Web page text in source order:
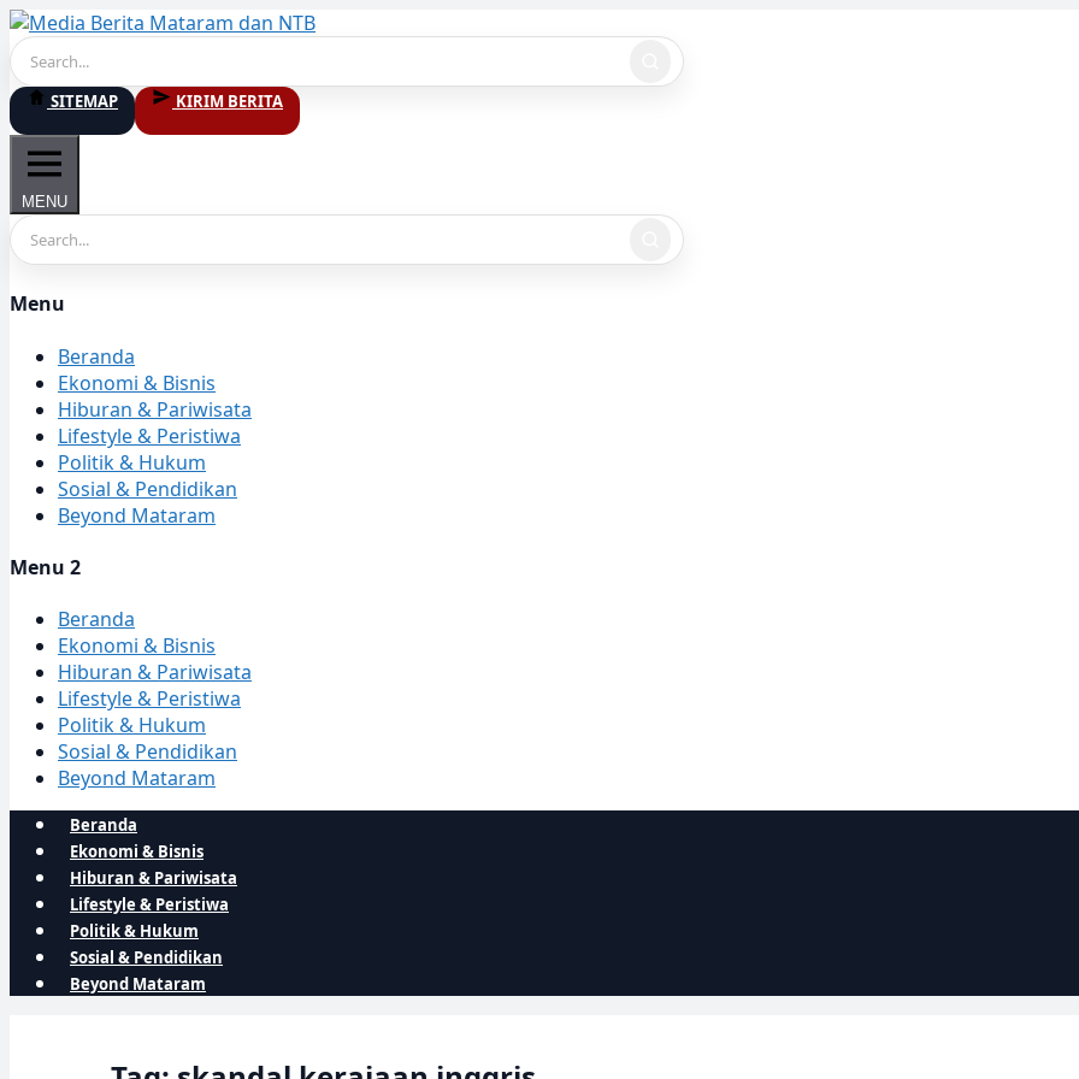
Skip
to
content
SITEMAP KIRIM BERITA
MENU
Menu
Beranda
Ekonomi & Bisnis
Hiburan & Pariwisata
Lifestyle & Peristiwa
Politik & Hukum
Sosial & Pendidikan
Beyond Mataram
Menu 2
Beranda
Ekonomi & Bisnis
Hiburan & Pariwisata
Lifestyle & Peristiwa
Politik & Hukum
Sosial & Pendidikan
Beyond Mataram
Beranda
Ekonomi & Bisnis
Hiburan & Pariwisata
Lifestyle & Peristiwa
Politik & Hukum
Sosial & Pendidikan
Beyond Mataram